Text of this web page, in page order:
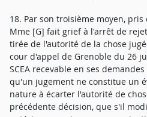
18. Par son troisième moyen,
Mme [G] fait grief à l'arrêt de
tirée de l'autorité de la chose
cour d'appel de Grenoble du 26
SCEA recevable en ses
qu'un jugement ne constitue un
nature à écarter l'autorité de
précédente décision, que s'il